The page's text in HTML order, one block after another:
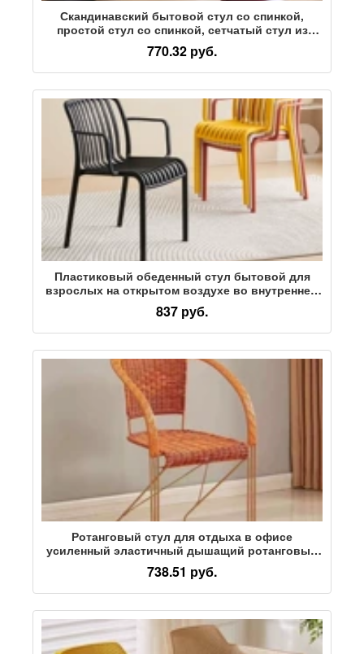
Скандинавский бытовой стул со спинкой,
простой стул со спинкой, сетчатый стул из
красного пластика со спинкой, стул с поддоном,
туалетный стул, обеденный стул
770.32 руб.
Пластиковый обеденный стул бытовой для
взрослых на открытом воздухе во внутреннем
дворе стул для отдыха с подлокотником стул
для спинки коммерческий пластиковый стул
837 руб.
Ротанговый стул для отдыха в офисе
усиленный эластичный дышащий ротанговый
стул для балкона усиленный тканый домашний
компьютер удобный для сидячего образа
жизни
738.51 руб.